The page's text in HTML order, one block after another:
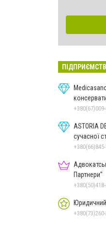
ASTORIA
сучасної
Партнери"